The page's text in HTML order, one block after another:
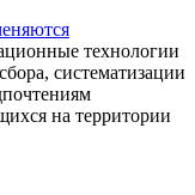
технологии
систематизации
на территории